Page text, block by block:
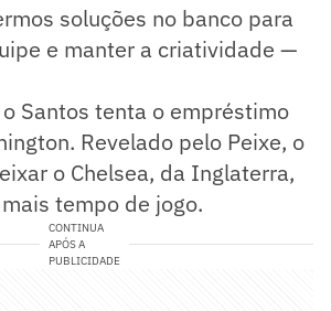
soluções no banco para
e manter a criatividade —
Santos tenta o empréstimo
Revelado pelo Peixe, o
o Chelsea, da Inglaterra,
tempo de jogo.
CONTINUA
APÓS A
PUBLICIDADE